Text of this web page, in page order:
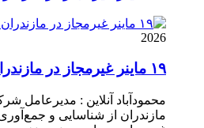
2026
۱۹ ماینر غیرمجاز در مازندران از مدار خارج شد
محمودآباد آنلاین : مدیرعامل